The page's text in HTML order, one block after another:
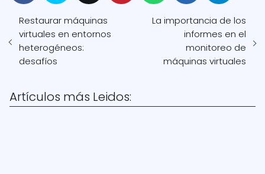
Restaurar máquinas
virtuales en entornos
heterogéneos:
desafíos
La importancia de los
informes en el
monitoreo de
máquinas virtuales
Artículos más Leidos: